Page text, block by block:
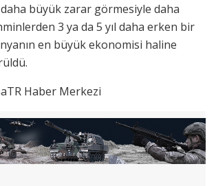
büyük zarar görmesiyle daha
3 ya da 5 yıl daha erken bir
en büyük ekonomisi haline
Haber Merkezi